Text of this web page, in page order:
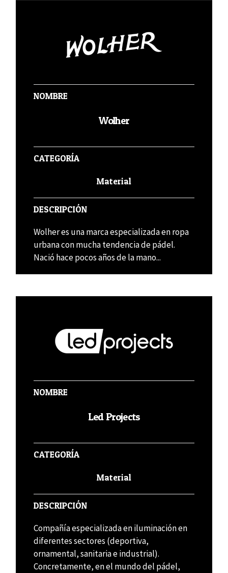
NOMBRE
Wolher
CATEGORÍA
Material
DESCRIPCIÓN
Wolher es una marca especializada en ropa
urbana con mucha tendencia de pádel.
Nació hace pocos años de la mano...
NOMBRE
Led Projects
CATEGORÍA
Material
DESCRIPCIÓN
Compañía especializada en iluminación en
diferentes sectores (deportiva,
ornamental, sanitaria e industrial).
Concretamente, en el mundo del pádel,